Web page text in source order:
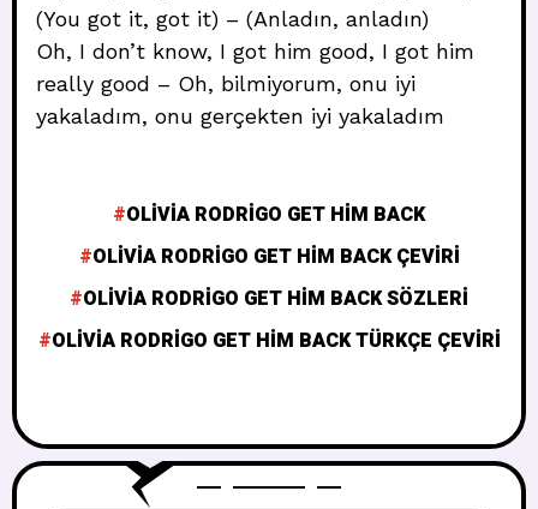
(You got it, got it) – (Anladın, anladın)
Oh, I don’t know, I got him good, I got him
really good – Oh, bilmiyorum, onu iyi
yakaladım, onu gerçekten iyi yakaladım
OLIVIA RODRIGO GET HIM BACK
OLIVIA RODRIGO GET HIM BACK ÇEVIRI
OLIVIA RODRIGO GET HIM BACK SÖZLERI
OLIVIA RODRIGO GET HIM BACK TÜRKÇE ÇEVIRI